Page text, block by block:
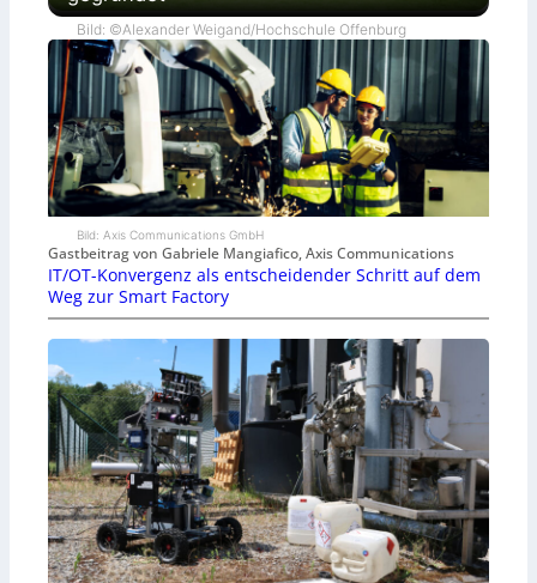
Bild: ©Alexander Weigand/Hochschule Offenburg
Bild: Axis Communications GmbH
Gastbeitrag von Gabriele Mangiafico, Axis Communications
IT/OT-Konvergenz als entscheidender Schritt auf dem
Weg zur Smart Factory